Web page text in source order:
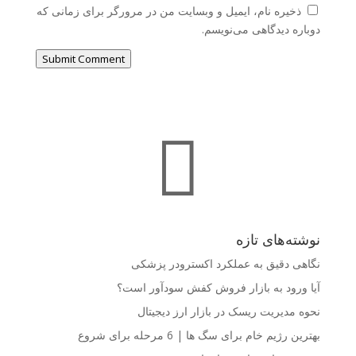
ذخیره نام، ایمیل و وبسایت من در مرورگر برای زمانی که
دوباره دیدگاهی می‌نویسم.
Submit Comment

نوشته‌های تازه
نگاهی دقیق به عملکرد اکسترودر پزشکی
آیا ورود به بازار فروش کفش سودآور است؟
نحوه مدیریت ریسک در بازار ارز دیجیتال
بهترین رژیم خام برای سگ ها | 6 مرحله برای شروع